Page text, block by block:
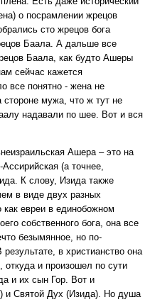
о посрамлении жрецов
сто жрецов бога
Баала. А дальше все
Баала, как будто Ашеры
сейчас кажется
все понятно - жена не
стороне мужа, что ж тут не
надавали по шее. Вот и вся
Ашера – это на
(а точнее,
К слову, Изида также
в виде двух разных
евреи в единобожном
собственного бога, она все
безымянное, но по-
в христианство она
и произошел по сути
и их сын Гор. Вот и
и Святой Дух (Изида). Но душа